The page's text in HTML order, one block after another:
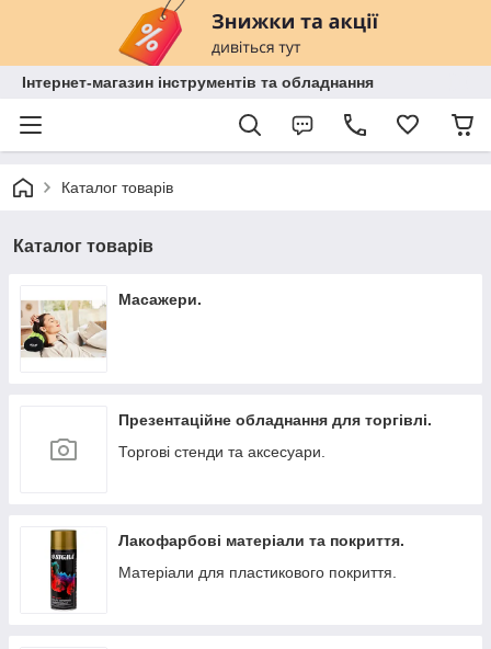
Інтернет-магазин інструментів та обладнання
Каталог товарів
Каталог товарів
Масажери.
Презентаційне обладнання для торгівлі.
Торгові стенди та аксесуари.
Лакофарбові матеріали та покриття.
Матеріали для пластикового покриття.